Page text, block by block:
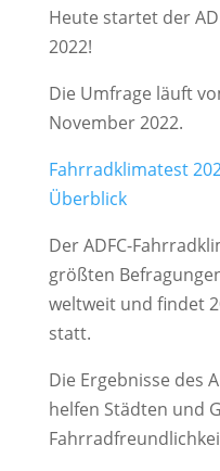
Heute startet der
2022!
Die Umfrage läuft
November 2022.
Fahrradklimatest
Überblick
Der ADFC-
größten
weltweit und findet
statt.
Die Ergebnisse des
helfen Städten und